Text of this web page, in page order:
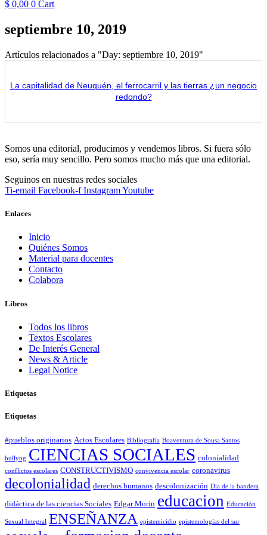
$ 0,00 0 Cart
septiembre 10, 2019
Artículos relacionados a "Day: septiembre 10, 2019"
La capitalidad de Neuquén, el ferrocarril y las tierras ¿un negocio
redondo?
Somos una editorial, producimos y vendemos libros. Si fuera sólo
eso, sería muy sencillo. Pero somos mucho más que una editorial.
Seguinos en nuestras redes sociales
Ti-email Facebook-f InstagramYoutube
Enlaces
Inicio
Quiénes Somos
Material para docentes
Contacto
Colabora
Libros
Todos los libros
Textos Escolares
De Interés General
News & Article
Legal Notice
Etiquetas
Etiquetas
#pueblos originarios Actos Escolares Bibliografía Boaventura de Sousa Santos
bullyng CIENCIAS SOCIALES colonialidad
conflictos escolares CONSTRUCTIVISMO convivencia escolar coronavirus
decolonialidad derechos humanos descolonización Dia de la bandera
didáctica de las ciencias Sociales Edgar Morin educacion Educación
Sexual Integral ENSEÑANZA epistemicidio epistemologías del sur